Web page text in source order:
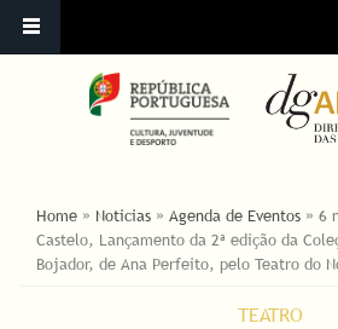
ESTÁ AQUI
Home » Noticias » Agenda de Eventos » 6
Castelo, Lançamento da 2ª edição da
Bojador, de Ana Perfeito, pelo Teatro do
TEATRO